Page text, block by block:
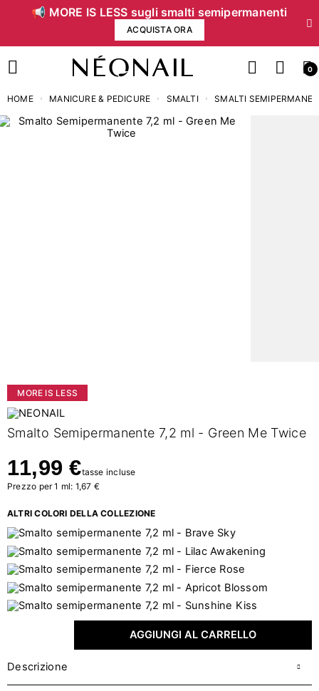
📢 MORE IS LESS sugli smalti semipermanenti
ACQUISTA ORA
0
HOME MANICURE & PEDICURE SMALTI SMALTI
MORE IS LESS
Smalto Semipermanente 7,2 ml - Green Me Twice
11,99 €tasse incluse
Prezzo per 1 ml: 1,67 €
ALTRI COLORI DELLA COLLEZIONE
AGGIUNGI AL CARRELLO
Descrizione